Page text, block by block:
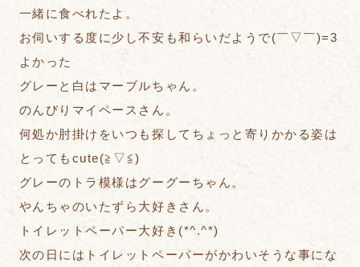
一緒に食べれたよ。
お伺いする度に少し不安も和らいだようで(￣▽￣)=3
よかった
グレーと白はマーブルちゃん。
のんびりマイペースさん。
何処か肘掛けをいつも探してちょっと寄りかかる姿は
とってもcute(≧▽≦)
グレーのトラ模様はグーグーちゃん。
やんちゃのいたずら大好きさん。
トイレットペーパー大好き(*^.^*)
次の日にはトイレットペーパーがかわいそうな事にな